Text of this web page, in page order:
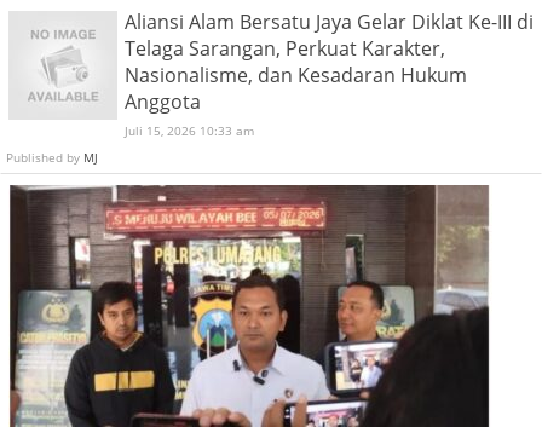
Aliansi Alam Bersatu Jaya Gelar Diklat Ke-III di
Telaga Sarangan, Perkuat Karakter,
Nasionalisme, dan Kesadaran Hukum
Anggota
Juli 15, 2026 10:33 am
Published by MJ